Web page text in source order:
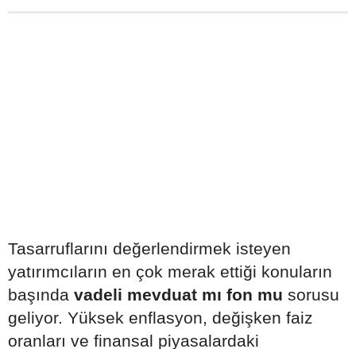
Tasarruflarını değerlendirmek isteyen
yatırımcıların en çok merak ettiği konuların
başında vadeli mevduat mı fon mu sorusu
geliyor. Yüksek enflasyon, değişken faiz
oranları ve finansal piyasalardaki